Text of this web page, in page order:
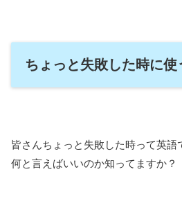
ちょっと失敗した時に使
皆さんちょっと失敗した時って英語
何と言えばいいのか知ってますか？